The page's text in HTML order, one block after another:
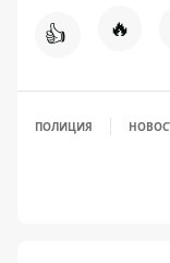
👍 🔥
ПОЛИЦИЯ